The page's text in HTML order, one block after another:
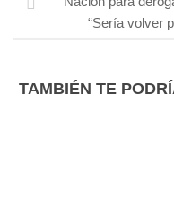
“Sería volver
TAMBIÉN TE